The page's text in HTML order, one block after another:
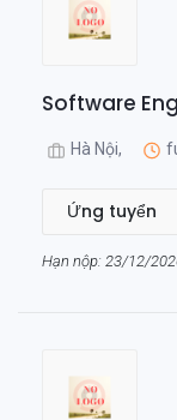
Software
Hà Nội,
Ứng tuyển
Hạn nộp: 23/12/